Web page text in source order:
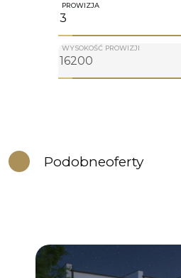
PROWIZJA
WYSOKOŚĆ PROWIZJI
Podobneoferty
Dodaj do ulubionych